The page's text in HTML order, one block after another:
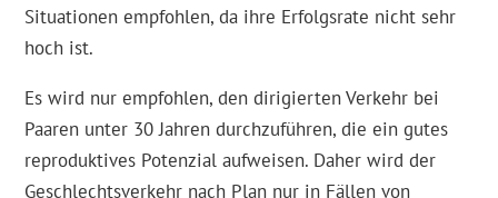
Situationen empfohlen, da ihre Erfolgsrate nicht sehr
hoch ist.
Es wird nur empfohlen, den dirigierten Verkehr bei
Paaren unter 30 Jahren durchzuführen, die ein gutes
reproduktives Potenzial aufweisen. Daher wird der
Geschlechtsverkehr nach Plan nur in Fällen von